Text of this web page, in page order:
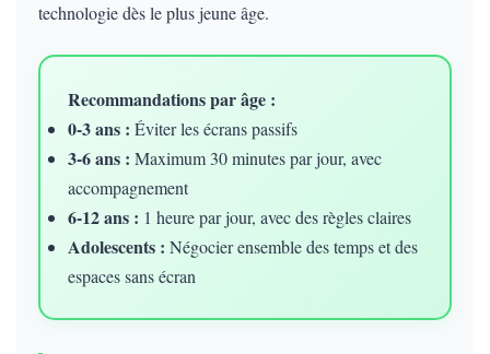
technologie dès le plus jeune âge.
Recommandations par âge :
0-3 ans : Éviter les écrans passifs
3-6 ans : Maximum 30 minutes par jour, avec
accompagnement
6-12 ans : 1 heure par jour, avec des règles claires
Adolescents : Négocier ensemble des temps et des
espaces sans écran